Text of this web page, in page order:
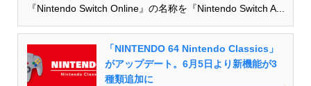
『Nintendo Switch Online』の名称を『Nintendo Switch A...
「NINTENDO 64 Nintendo Classics」
がアップデート。6月5日より新機能が3
種類追加に